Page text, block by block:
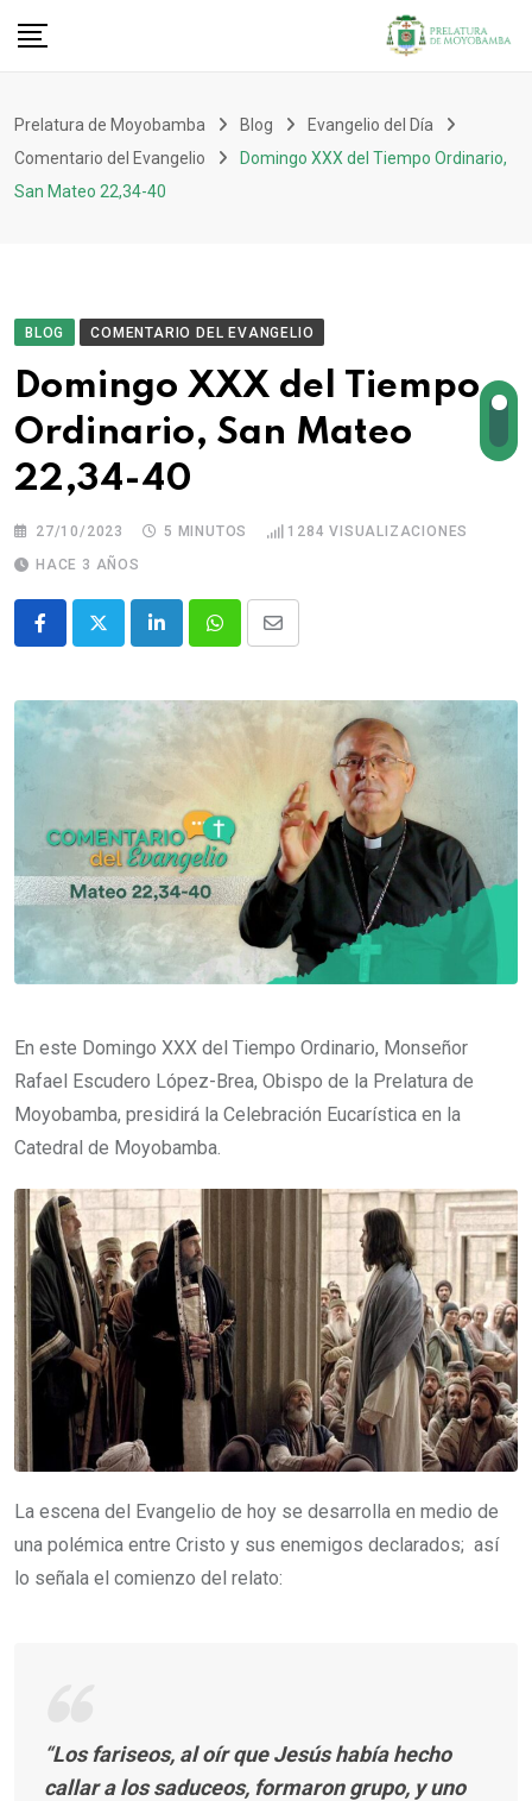
Prelatura de Moyobamba Blog
Evangelio del Día
Comentario del Evangelio
Domingo XXX del Tiempo Ordinario,
San Mateo 22,34-40
BLOG COMENTARIO DEL EVANGELIO
Domingo XXX del Tiempo
Ordinario, San Mateo
22,34-40
27/10/2023 5 MINUTOS 1284 VISUALIZACIONES
HACE 3 AÑOS
En este Domingo XXX del Tiempo Ordinario, Monseñor
Rafael Escudero López-Brea, Obispo de la Prelatura de
Moyobamba, presidirá la Celebración Eucarística en la
Catedral de Moyobamba.
La escena del Evangelio de hoy se desarrolla en medio de
una polémica entre Cristo y sus enemigos declarados; así
lo señala el comienzo del relato:
“Los fariseos, al oír que Jesús había hecho
callar a los saduceos, formaron grupo, y uno